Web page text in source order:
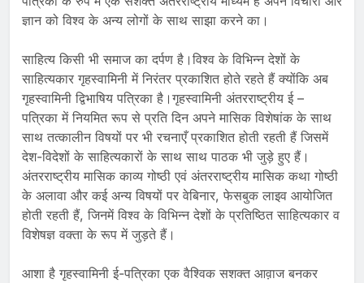
ज्ञान को विश्व के अन्य लोगों के साथ साझा करने का।
साहित्य किसी भी समाज का दर्पण है।विश्व के विभिन्न देशों के
साहित्यकार गृहस्वामिनी में निरंतर प्रकाशित होते रहते हैं क्योंकि अब
गृहस्वामिनी द्विभाषिय पत्रिका है।गृहस्वामिनी अंतरराष्ट्रीय ई –
पत्रिका में नियमित रूप से प्रति दिन अपने मासिक विशेषांक के साथ
साथ तत्कालीन विषयों पर भी रचनाएँ प्रकाशित होती रहती हैं जिसमें
देश-विदेशों के साहित्यकारों के साथ साथ पाठक भी जुड़े हुए हैं।
अंतरराष्ट्रीय मासिक काव्य गोष्ठी एवं अंतरराष्ट्रीय मासिक कथा गोष्ठी
के अलावा और कई अन्य विषयों पर वेबिनार, फेसबुक लाइव आयोजित
होती रहती हैं, जिनमें विश्व के विभिन्न देशों के प्रतिष्ठित साहित्यकार व
विशेषज्ञ वक्ता के रूप में जुड़ते हैं।
आशा है गृहस्वामिनी ई-पत्रिका एक वैश्विक सशक्त आव़ाज बनकर